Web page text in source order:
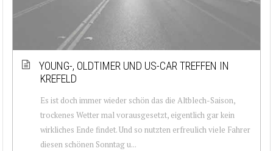
YOUNG-, OLDTIMER UND US-CAR TREFFEN IN
KREFELD
Es ist doch immer wieder schön das die Altblech-Saison,
trockenes Wetter mal vorausgesetzt, eigentlich gar kein
wirkliches Ende findet. Und so nutzten erfreulich viele Fahrer
diesen schönen Sonntag u...